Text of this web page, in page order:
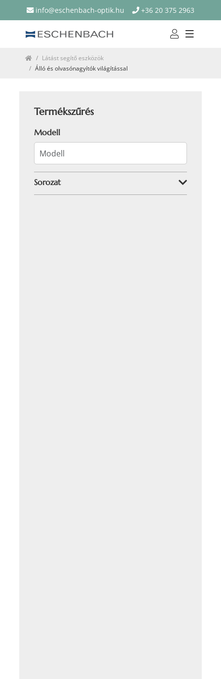
info@eschenbach-optik.hu +36 20 375 2963
Látást segítő eszközök
Álló és olvasónagyítók világítással
Termékszűrés
Modell
Sorozat